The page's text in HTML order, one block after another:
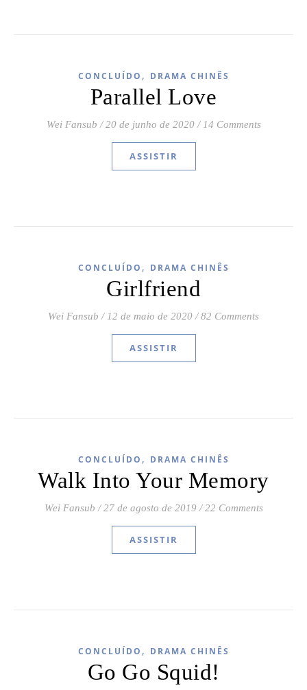
CONCLUÍDO , DRAMA CHINÊS
Parallel Love
Wei Fansub / 20 de junho de 2020 / 14 Comments
ASSISTIR
CONCLUÍDO , DRAMA CHINÊS
Girlfriend
Wei Fansub / 12 de maio de 2020 / 82 Comments
ASSISTIR
CONCLUÍDO , DRAMA CHINÊS
Walk Into Your Memory
Wei Fansub / 27 de agosto de 2019 / 22 Comments
ASSISTIR
CONCLUÍDO , DRAMA CHINÊS
Go Go Squid!